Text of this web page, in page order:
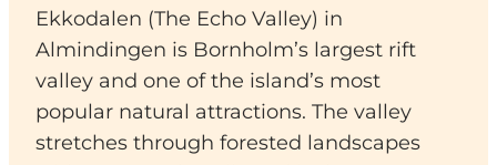
Ekkodalen (The Echo Valley) in
Almindingen is Bornholm’s largest rift
valley and one of the island’s most
popular natural attractions. The valley
stretches through forested landscapes